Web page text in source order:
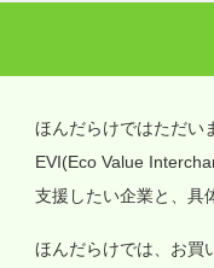
ほんだらけではただい
EVI(Eco Value
支援したい企業と、具
ほんだらけでは、お買